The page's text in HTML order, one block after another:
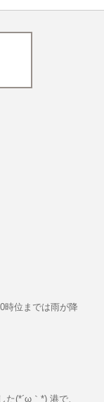
時位までは雨が降
(*´ω｀*) 港で、